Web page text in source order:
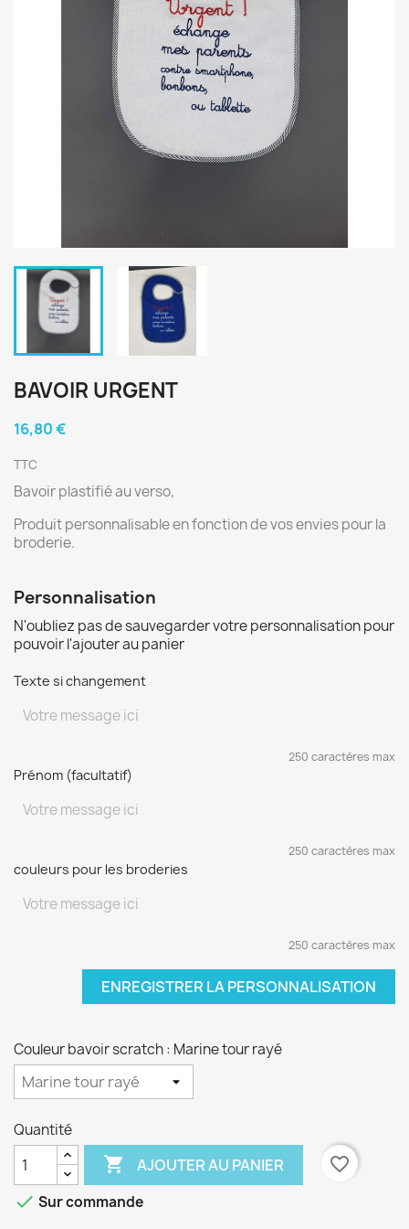
BAVOIR URGENT
16,80 €
TTC
Bavoir plastifié au verso,
Produit personnalisable en fonction de vos envies pour la
broderie.
Personnalisation
N'oubliez pas de sauvegarder votre personnalisation pour
pouvoir l'ajouter au panier
Texte si changement
250 caractères max
Prénom (facultatif)
250 caractères max
couleurs pour les broderies
250 caractères max
ENREGISTRER LA PERSONNALISATION
Couleur bavoir scratch : Marine tour rayé
Quantité
 AJOUTER AU PANIER
favorite_border
 Sur commande